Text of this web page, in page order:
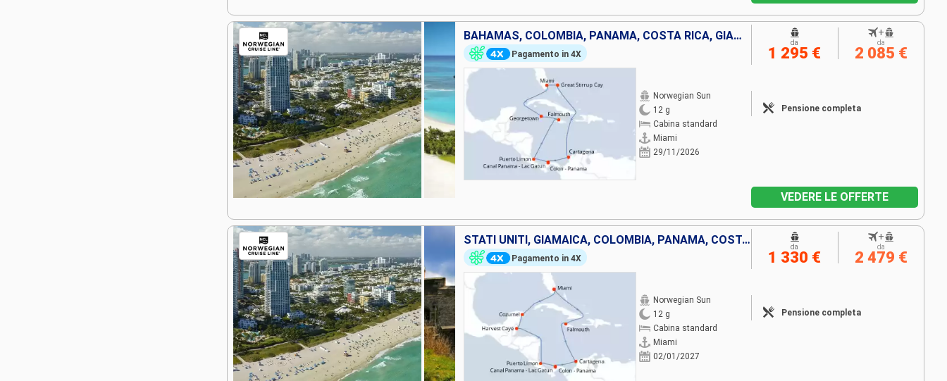
BAHAMAS, COLOMBIA, PANAMA, COSTA RICA, GIAMAICA, ISOLE CAYMAN, STATI UNITI
Pagamento in 4X
Norwegian Sun
12 g
Cabina standard
Miami
29/11/2026
Pensione completa
da
1 295 €
+
da
2 085 €
VEDERE LE OFFERTE
STATI UNITI, GIAMAICA, COLOMBIA, PANAMA, COSTA RICA, BELIZE, MESSICO
Pagamento in 4X
Norwegian Sun
12 g
Cabina standard
Miami
02/01/2027
Pensione completa
da
1 330 €
+
da
2 479 €